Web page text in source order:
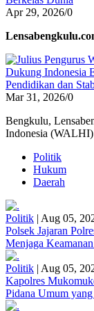
Apr 29, 2026/0
Dukung Indonesia
Pendidikan dan
Mar 31, 2026/0
Bengkulu,
Indonesia
Politik
Hukum
Daerah
Politik | Aug 05,
Polsek Jajaran
Menjaga
Politik | Aug 05,
Kapolres
Pidana Umum